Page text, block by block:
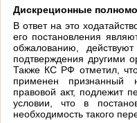
Дискреционные
В ответ на это
его постановления
обжалованию,
подтверждения другими
Также КС РФ отметил,
применен признанный
правовой акт, подлежит
условии, что в
необходимость такого